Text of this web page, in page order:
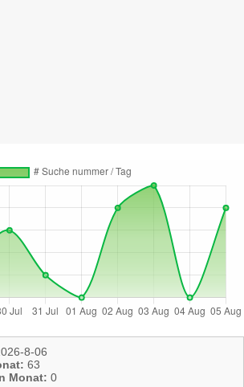
8-06
63
Monat: 0